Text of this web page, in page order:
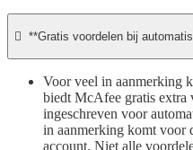
 **Gratis voordelen bij
Voor veel in aanmerking
biedt McAfee gratis extra
ingeschreven voor
in aanmerking komt voor
account. Niet alle